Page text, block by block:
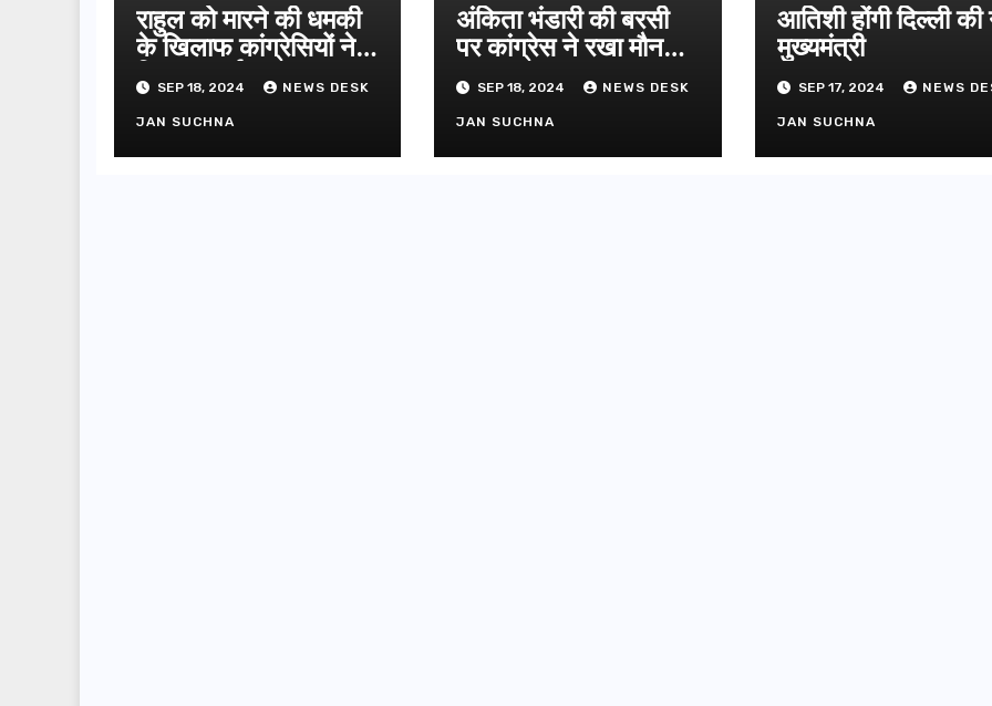
राहुल को मारने की धमकी
के खिलाफ कांग्रेसियों ने
किया प्रदर्शन
SEP 18, 2024 NEWS DESK
JAN SUCHNA
अंकिता भंडारी की बरसी
पर कांग्रेस ने रखा मौन
उपवास
SEP 18, 2024 NEWS DESK
JAN SUCHNA
आतिशी होंगी दिल्ली
मुख्यमंत्री
SEP 17, 2024 NEWS
JAN SUCHNA